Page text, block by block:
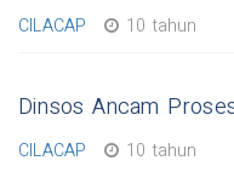
CILACAP 10 tahun
Dinsos Ancam
CILACAP 10 tahun